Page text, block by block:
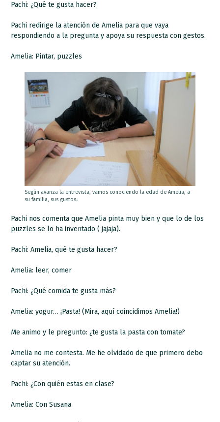
Pachi: ¿Qué te gusta hacer?
Pachi redirige la atención de Amelia para que vaya
respondiendo a la pregunta y apoya su respuesta con gestos.
Amelia: Pintar, puzzles
Según avanza la entrevista, vamos conociendo la edad de Amelia, a
su familia, sus gustos..
Pachi nos comenta que Amelia pinta muy bien y que lo de los
puzzles se lo ha inventado ( jajaja).
Pachi: Amelia, qué te gusta hacer?
Amelia: leer, comer
Pachi: ¿Qué comida te gusta más?
Amelia: yogur… ¡Pasta! (Mira, aquí coincidimos Amelia!)
Me animo y le pregunto: ¿te gusta la pasta con tomate?
Amelia no me contesta. Me he olvidado de que primero debo
captar su atención.
Pachi: ¿Con quién estas en clase?
Amelia: Con Susana